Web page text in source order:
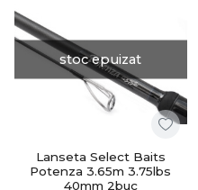
stoc epuizat
Lanseta Select Baits
Potenza 3.65m 3.75lbs
40mm 2buc